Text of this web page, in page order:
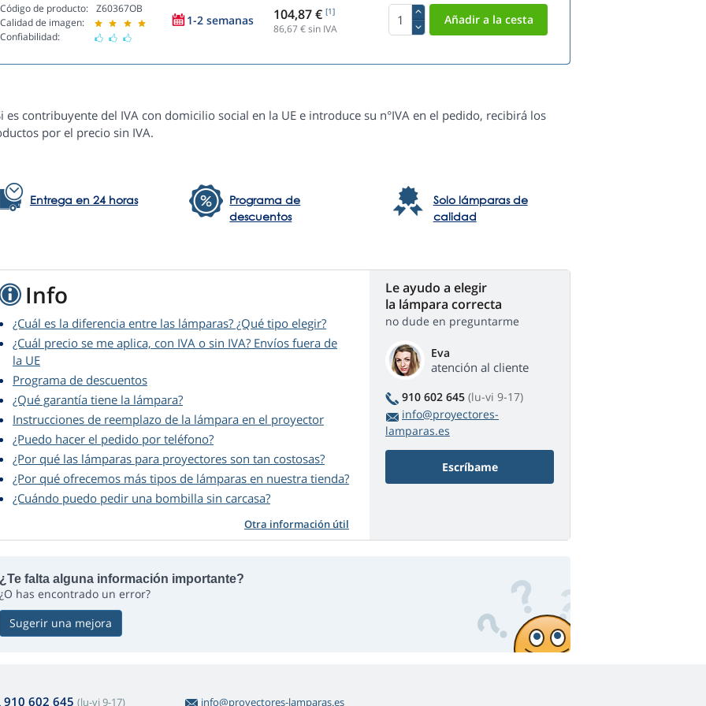
Código de producto:
Calidad de imagen:
Confiabilidad:
Z60367OB
1-2 semanas 104,87 € [1]
86,67 € sin IVA
es contribuyente del IVA con domicilio social en la UE e introduce su n°IVA en el pedido, recibirá los
por el precio sin IVA.
Entrega en 24 horas
Programa de
descuentos
Solo lámparas de
calidad
Info
¿Cuál es la diferencia entre las lámparas? ¿Qué tipo elegir?
¿Cuál precio se me aplica, con IVA o sin IVA? Envíos fuera de
la UE
Programa de descuentos
¿Qué garantía tiene la lámpara?
Instrucciones de reemplazo de la lámpara en el proyector
¿Puedo hacer el pedido por teléfono?
¿Por qué las lámparas para proyectores son tan costosas?
¿Por qué ofrecemos más tipos de lámparas en nuestra tienda?
¿Cuándo puedo pedir una bombilla sin carcasa?
Otra información útil
Le ayudo a elegir
la lámpara correcta
no dude en preguntarme
Eva
atención al cliente
910 602 645 (lu-vi 9-17)
info@proyectores-
lamparas.es
Escríbame
¿Te falta alguna información importante?
¿O has encontrado un error?
Sugerir una mejora
910 602 645 (lu-vi 9-17) info@proyectores-lamparas.es